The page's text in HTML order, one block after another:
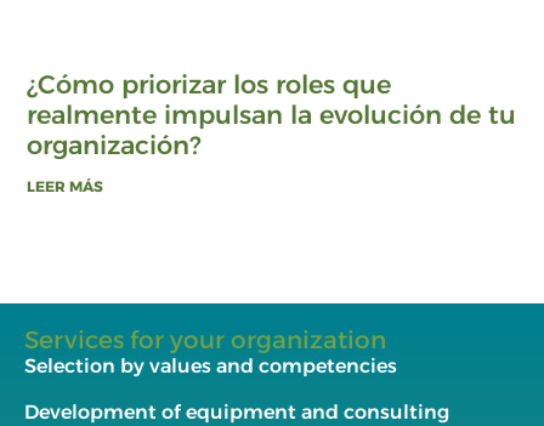
¿Cómo priorizar los roles que
realmente impulsan la evolución de tu
organización?
LEER MÁS
Services for your organization
Selection by values and competencies
Development of equipment and consulting